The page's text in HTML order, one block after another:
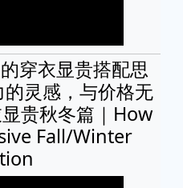
穿衣显贵搭配思
灵感，与价格无
贵秋冬篇｜How
Fall/Winter